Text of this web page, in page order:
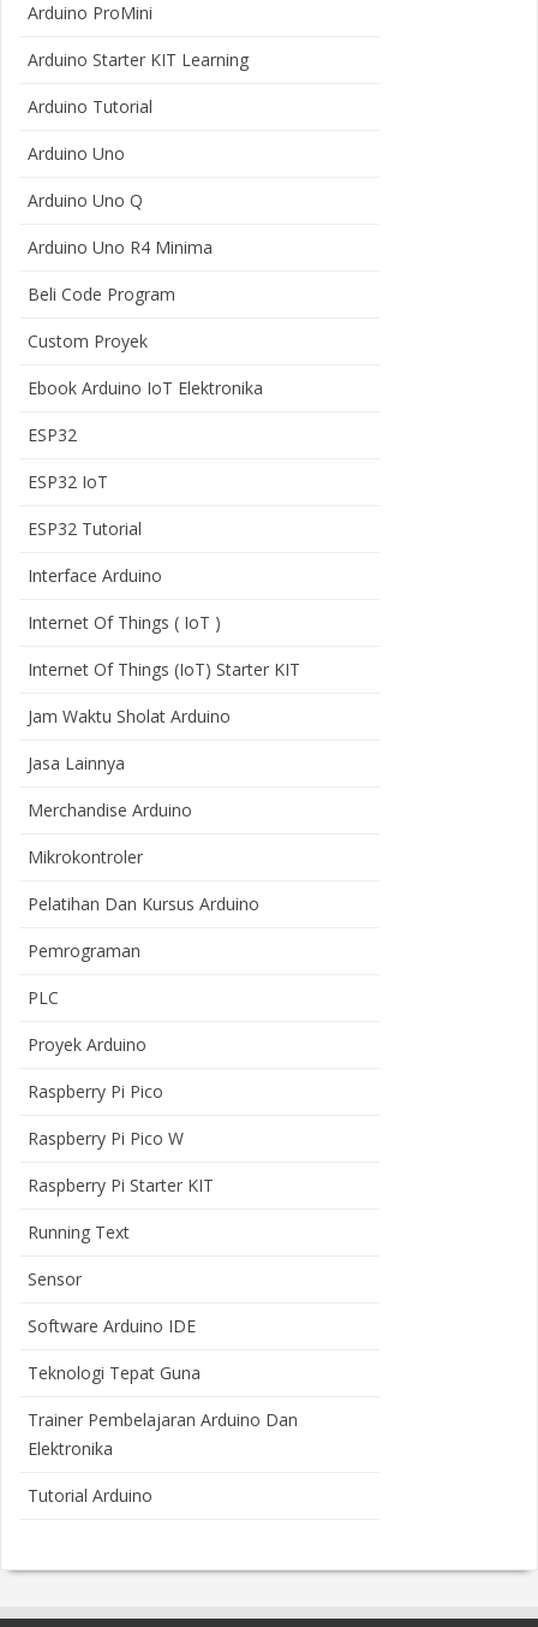
Arduino ProMini
Arduino Starter KIT Learning
Arduino Tutorial
Arduino Uno
Arduino Uno Q
Arduino Uno R4 Minima
Beli Code Program
Custom Proyek
Ebook Arduino IoT Elektronika
ESP32
ESP32 IoT
ESP32 Tutorial
Interface Arduino
Internet Of Things ( IoT )
Internet Of Things (IoT) Starter KIT
Jam Waktu Sholat Arduino
Jasa Lainnya
Merchandise Arduino
Mikrokontroler
Pelatihan Dan Kursus Arduino
Pemrograman
PLC
Proyek Arduino
Raspberry Pi Pico
Raspberry Pi Pico W
Raspberry Pi Starter KIT
Running Text
Sensor
Software Arduino IDE
Teknologi Tepat Guna
Trainer Pembelajaran Arduino Dan
Elektronika
Tutorial Arduino